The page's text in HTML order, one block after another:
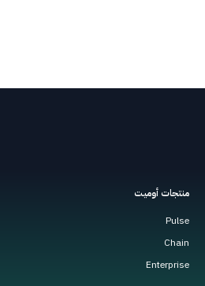
منتجات أوميت
Pulse
Chain
Enterprise